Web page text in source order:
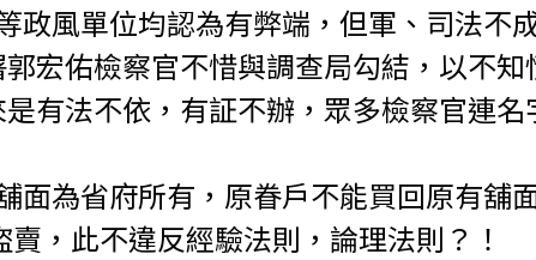
政風單位均認為有弊端，但軍、司法不
宏佑檢察官不惜與調查局勾結，以不
有法不依，有証不辦，眾多檢察官連
面為省府所有，原眷戶不能買回原有舖
，此不違反經驗法則，論理法則？！